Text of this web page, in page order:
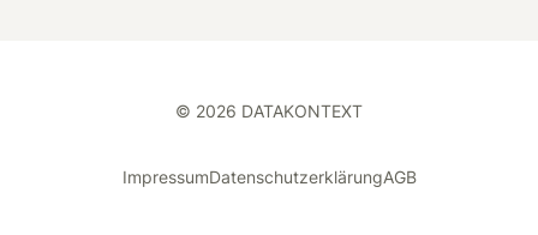
© 2026 DATAKONTEXT
ImpressumDatenschutzerklärungAGB